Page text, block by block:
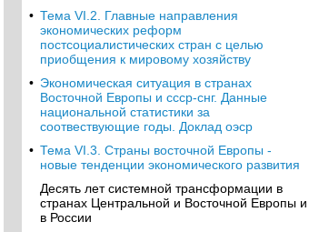
• Тема VI.2. Главные направления
экономических реформ
постсоциалистических стран с целью
приобщения к мировому хозяйству
• Экономическая ситуация в странах
Восточной Европы и ссср-снг. Данные
национальной статистики за
соотвествующие годы. Доклад оэср
• Тема VI.3. Страны восточной Европы -
новые тенденции экономического развития
Десять лет системной трансформации в
странах Центральной и Восточной Европы и
в России